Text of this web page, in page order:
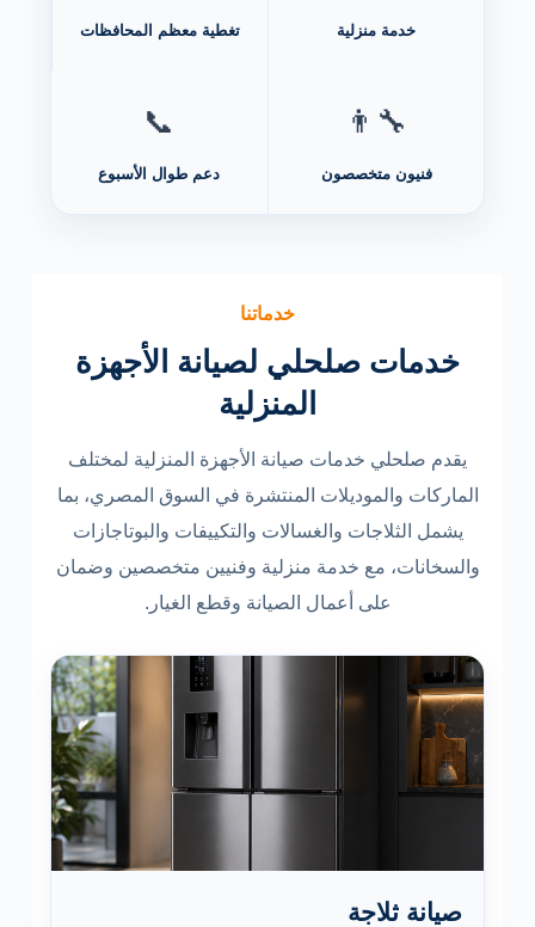
خدمة منزلية تغطية معظم المحافظات
👨‍🔧
فنيون متخصصون
📞
دعم طوال الأسبوع
خدماتنا
خدمات صلحلي لصيانة الأجهزة
المنزلية
يقدم صلحلي خدمات صيانة الأجهزة المنزلية لمختلف
الماركات والموديلات المنتشرة في السوق المصري، بما
يشمل الثلاجات والغسالات والتكييفات والبوتاجازات
والسخانات، مع خدمة منزلية وفنيين متخصصين وضمان
على أعمال الصيانة وقطع الغيار.
صيانة ثلاجة